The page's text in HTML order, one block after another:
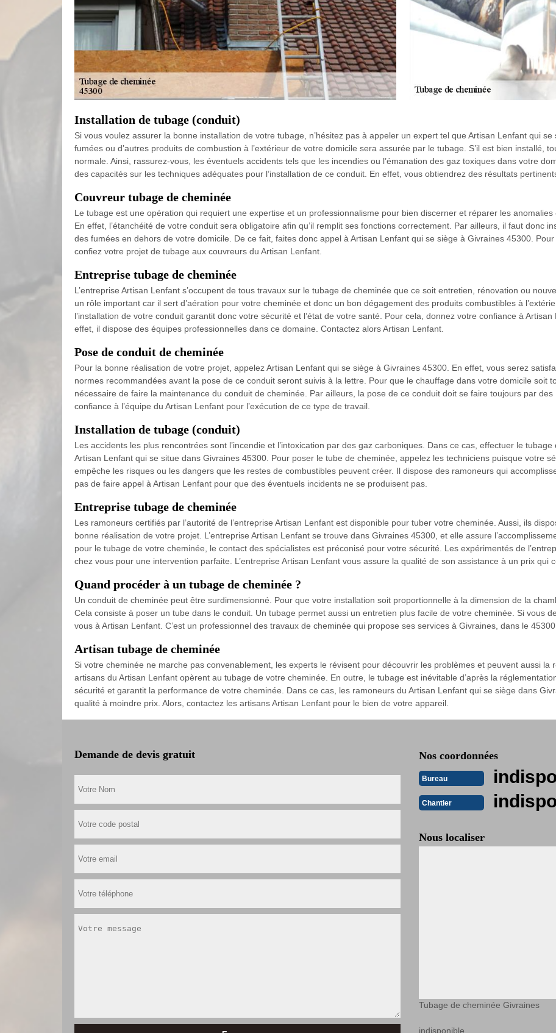
Installation de tubage (conduit)
Si vous voulez assurer la bonne installation de votre tubage, n’hésitez pas à appeler un expert tel que Artisan Lenfant qui
fumées ou d’autres produits de combustion à l’extérieur de votre domicile sera assurée par le tubage. S’il est bien installé,
normale. Ainsi, rassurez-vous, les éventuels accidents tels que les incendies ou l’émanation des gaz toxiques dans votre
des capacités sur les techniques adéquates pour l’installation de ce conduit. En effet, vous obtiendrez des résultats
Couvreur tubage de cheminée
Le tubage est une opération qui requiert une expertise et un professionnalisme pour bien discerner et réparer les
En effet, l’étanchéité de votre conduit sera obligatoire afin qu’il remplit ses fonctions correctement. Par ailleurs, il faut donc
des fumées en dehors de votre domicile. De ce fait, faites donc appel à Artisan Lenfant qui se siège à Givraines 45300.
confiez votre projet de tubage aux couvreurs du Artisan Lenfant.
Entreprise tubage de cheminée
L’entreprise Artisan Lenfant s’occupent de tous travaux sur le tubage de cheminée que ce soit entretien, rénovation ou
un rôle important car il sert d’aération pour votre cheminée et donc un bon dégagement des produits combustibles à
l’installation de votre conduit garantit donc votre sécurité et l’état de votre santé. Pour cela, donnez votre confiance à
effet, il dispose des équipes professionnelles dans ce domaine. Contactez alors Artisan Lenfant.
Pose de conduit de cheminée
Pour la bonne réalisation de votre projet, appelez Artisan Lenfant qui se siège à Givraines 45300. En effet, vous serez
normes recommandées avant la pose de ce conduit seront suivis à la lettre. Pour que le chauffage dans votre domicile soit
nécessaire de faire la maintenance du conduit de cheminée. Par ailleurs, la pose de ce conduit doit se faire toujours par
confiance à l’équipe du Artisan Lenfant pour l’exécution de ce type de travail.
Installation de tubage (conduit)
Les accidents les plus rencontrées sont l’incendie et l’intoxication par des gaz carboniques. Dans ce cas, effectuer le
Artisan Lenfant qui se situe dans Givraines 45300. Pour poser le tube de cheminée, appelez les techniciens puisque votre
empêche les risques ou les dangers que les restes de combustibles peuvent créer. Il dispose des ramoneurs qui
pas de faire appel à Artisan Lenfant pour que des éventuels incidents ne se produisent pas.
Entreprise tubage de cheminée
Les ramoneurs certifiés par l’autorité de l’entreprise Artisan Lenfant est disponible pour tuber votre cheminée. Aussi, ils
bonne réalisation de votre projet. L’entreprise Artisan Lenfant se trouve dans Givraines 45300, et elle assure
pour le tubage de votre cheminée, le contact des spécialistes est préconisé pour votre sécurité. Les expérimentés de
chez vous pour une intervention parfaite. L’entreprise Artisan Lenfant vous assure la qualité de son assistance à un prix qui
Quand procéder à un tubage de cheminée ?
Un conduit de cheminée peut être surdimensionné. Pour que votre installation soit proportionnelle à la dimension de la
Cela consiste à poser un tube dans le conduit. Un tubage permet aussi un entretien plus facile de votre cheminée. Si vous
vous à Artisan Lenfant. C’est un professionnel des travaux de cheminée qui propose ses services à Givraines, dans le 45300.
Artisan tubage de cheminée
Si votre cheminée ne marche pas convenablement, les experts le révisent pour découvrir les problèmes et peuvent aussi
artisans du Artisan Lenfant opèrent au tubage de votre cheminée. En outre, le tubage est inévitable d’après la
sécurité et garantit la performance de votre cheminée. Dans ce cas, les ramoneurs du Artisan Lenfant qui se siège dans
qualité à moindre prix. Alors, contactez les artisans Artisan Lenfant pour le bien de votre appareil.
Demande de devis gratuit Nos coordonnées
Bureau
Chantier
Nous localiser
Tubage de cheminée Givraines
indisponible